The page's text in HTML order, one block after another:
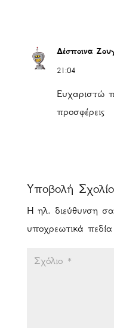
Δέσποινα
21:04
Ευχαριστώ
προσφέρεις
Υποβολή
Η ηλ. διεύθυνση
υποχρεωτικά πεδία